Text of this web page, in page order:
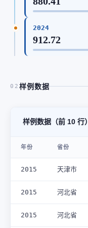
2024
912.72
02 样例数据
样例数据（前 10 行）
年份 省份
2015 天津市
2015 河北省
2015 河北省